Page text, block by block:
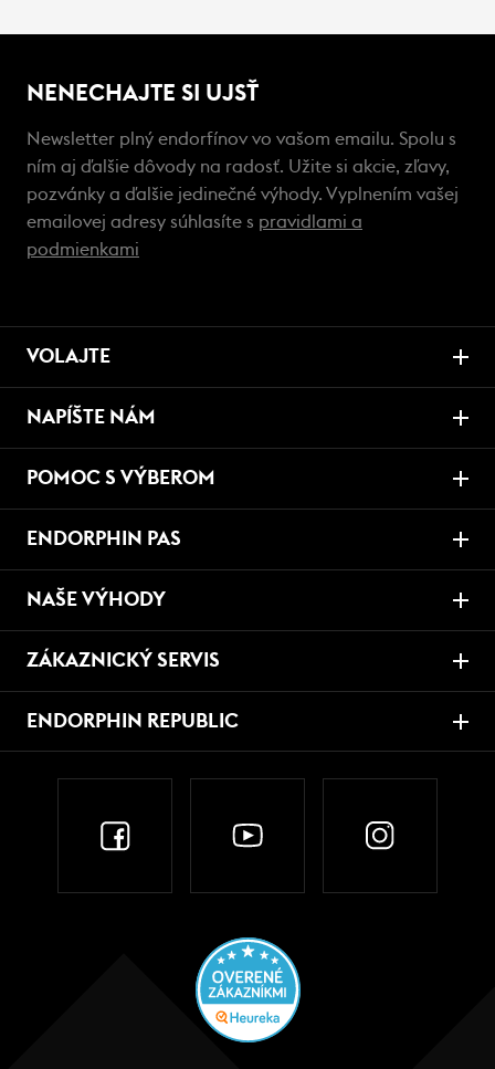
NENECHAJTE SI UJSŤ
Newsletter plný endorfínov vo vašom emailu. Spolu s
ním aj ďalšie dôvody na radosť. Užite si akcie, zľavy,
pozvánky a ďalšie jedinečné výhody. Vyplnením vašej
emailovej adresy súhlasíte s pravidlami a
podmienkami
VOLAJTE
NAPÍŠTE NÁM
POMOC S VÝBEROM
ENDORPHIN PAS
NAŠE VÝHODY
ZÁKAZNICKÝ SERVIS
ENDORPHIN REPUBLIC